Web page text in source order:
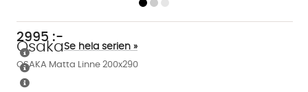
OSAKA Matta Linne 200x290
Osaka Se hela serien »
2995 :-